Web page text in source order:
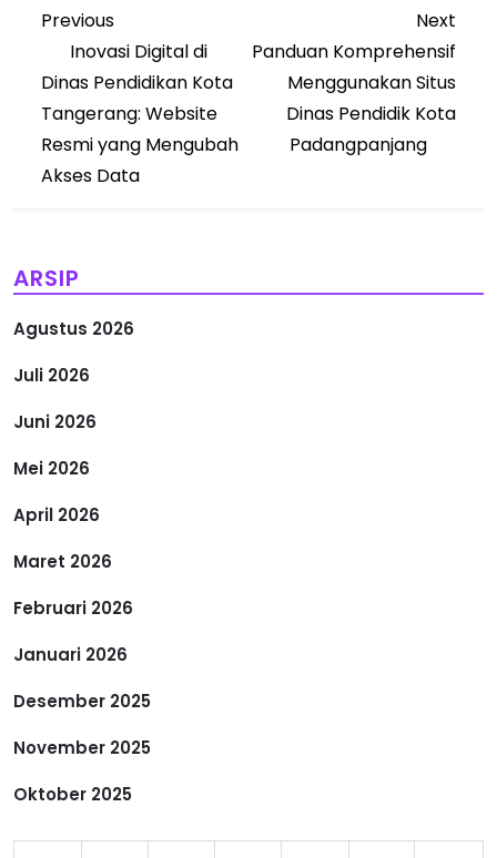
N
a
v
i
a
s
i
p
o
s
Previous
Post
Previous
Inovasi Digital di
Dinas Pendidikan Kota
Tangerang: Website
Resmi yang Mengubah
Akses Data
Next
Panduan Komprehensif
Menggunakan Situs
Dinas Pendidik Kota
Padangpanjang
ARSIP
Agustus 2026
Juli 2026
Juni 2026
Mei 2026
April 2026
Maret 2026
Februari 2026
Januari 2026
Desember 2025
November 2025
Oktober 2025